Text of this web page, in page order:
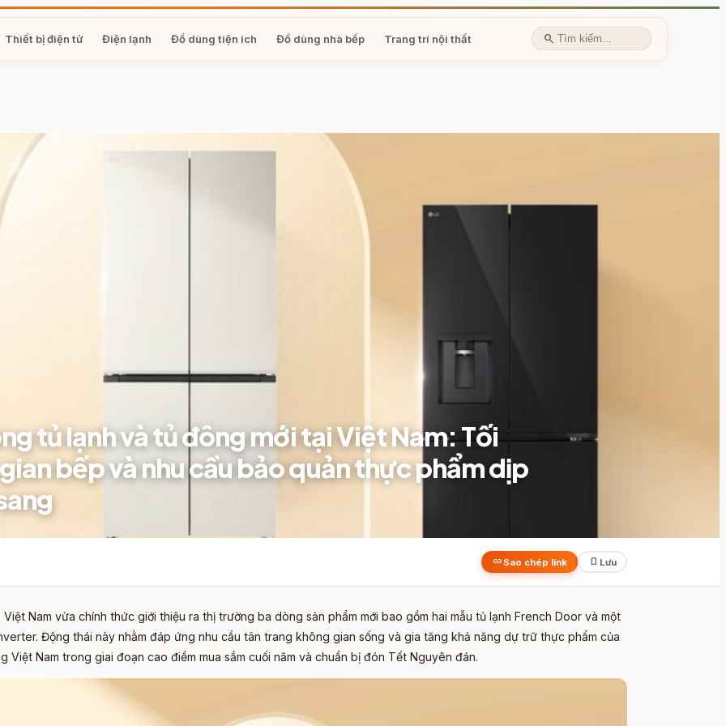
Thiết bị điện tử Điện lạnh Đồ dùng tiện ích Đồ dùng nhà bếp Trang trí nội thất search
tủ lạnh và tủ đông mới tại Việt Nam: Tối
bếp và nhu cầu bảo quản thực phẩm dịp
link Sao chép link bookmark Lưu
Việt Nam vừa chính thức giới thiệu ra thị trường ba dòng sản phẩm mới bao gồm hai mẫu tủ lạnh French Door và một
Động thái này nhằm đáp ứng nhu cầu tân trang không gian sống và gia tăng khả năng dự trữ thực phẩm của
Việt Nam trong giai đoạn cao điểm mua sắm cuối năm và chuẩn bị đón Tết Nguyên đán.